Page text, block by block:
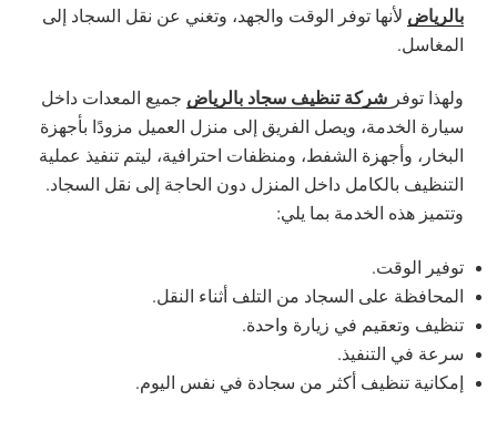
بالرياض لأنها توفر الوقت والجهد، وتغني عن نقل السجاد إلى
المغاسل.
ولهذا توفر شركة تنظيف سجاد بالرياض جميع المعدات داخل
سيارة الخدمة، ويصل الفريق إلى منزل العميل مزودًا بأجهزة
البخار، وأجهزة الشفط، ومنظفات احترافية، ليتم تنفيذ عملية
التنظيف بالكامل داخل المنزل دون الحاجة إلى نقل السجاد.
وتتميز هذه الخدمة بما يلي:
توفير الوقت.
المحافظة على السجاد من التلف أثناء النقل.
تنظيف وتعقيم في زيارة واحدة.
سرعة في التنفيذ.
إمكانية تنظيف أكثر من سجادة في نفس اليوم.